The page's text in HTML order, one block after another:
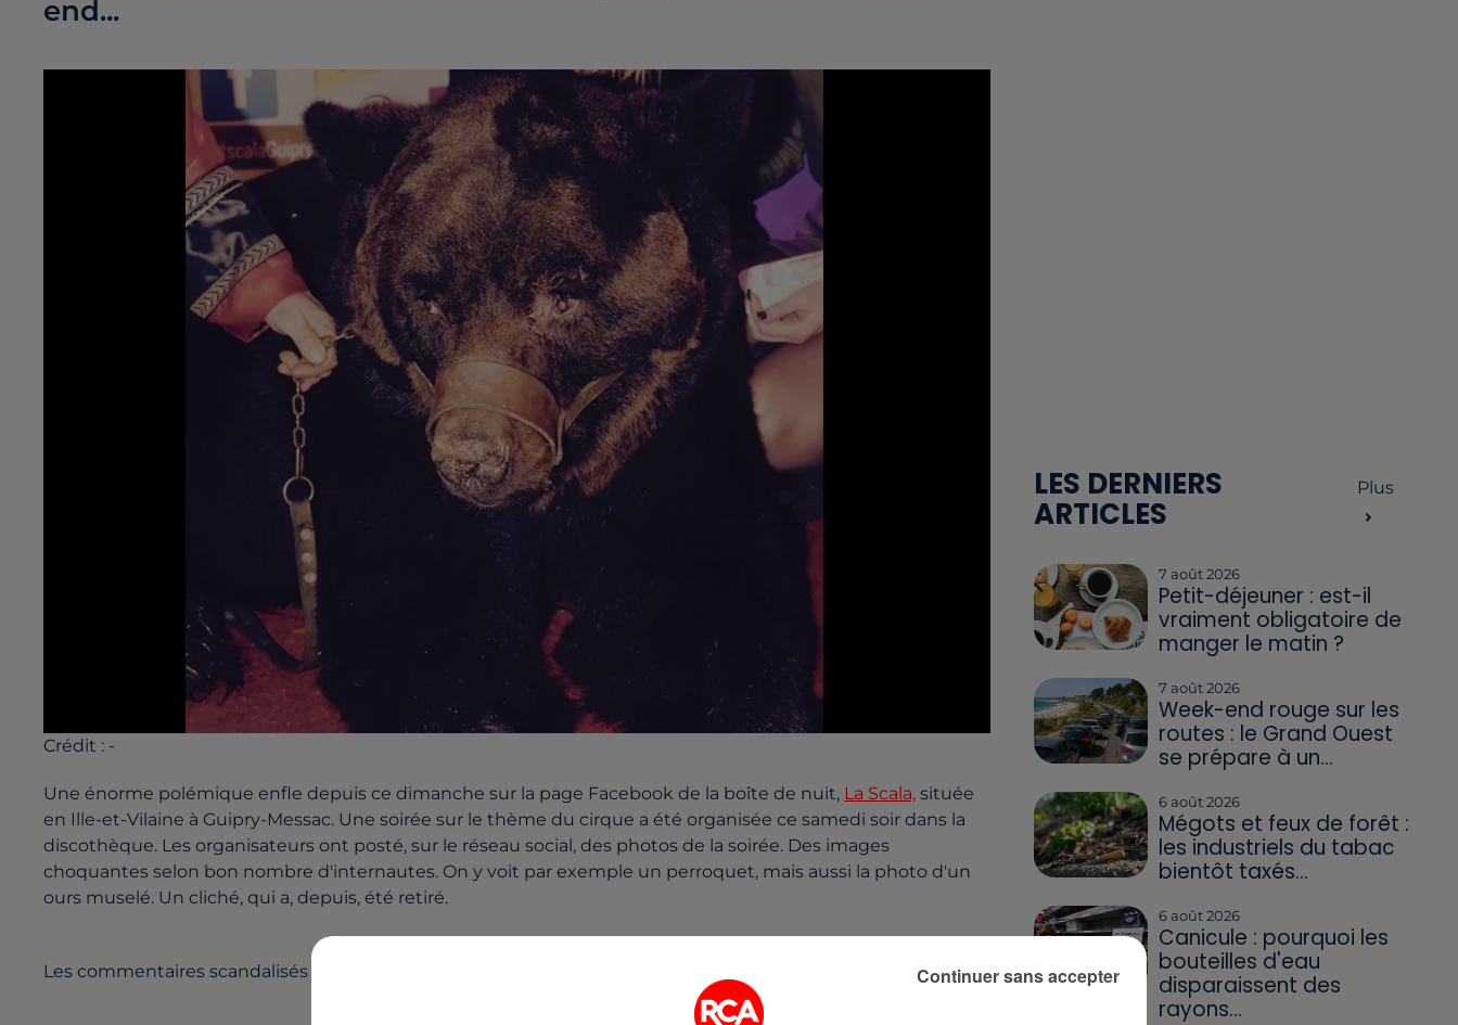
end...
Crédit : -
Une énorme polémique enfle depuis ce dimanche sur la page Facebook de la boîte de nuit, La Scala, située
en Ille-et-Vilaine à Guipry-Messac. Une soirée sur le thème du cirque a été organisée ce samedi soir dans la
discothèque. Les organisateurs ont posté, sur le réseau social, des photos de la soirée. Des images
choquantes selon bon nombre d'internautes. On y voit par exemple un perroquet, mais aussi la photo d'un
ours muselé. Un cliché, qui a, depuis, été retiré.
Les commentaires scandalisés se multiplient sur la page Facebook.
LES DERNIERS
ARTICLES
Plus
7 août 2026
Petit-déjeuner : est-il
vraiment obligatoire de
manger le matin ?
7 août 2026
Week-end rouge sur les
routes : le Grand Ouest
se prépare à un...
6 août 2026
Mégots et feux de forêt :
les industriels du tabac
bientôt taxés...
6 août 2026
Canicule : pourquoi les
bouteilles d'eau
disparaissent des
rayons...
Continuer sans accepter